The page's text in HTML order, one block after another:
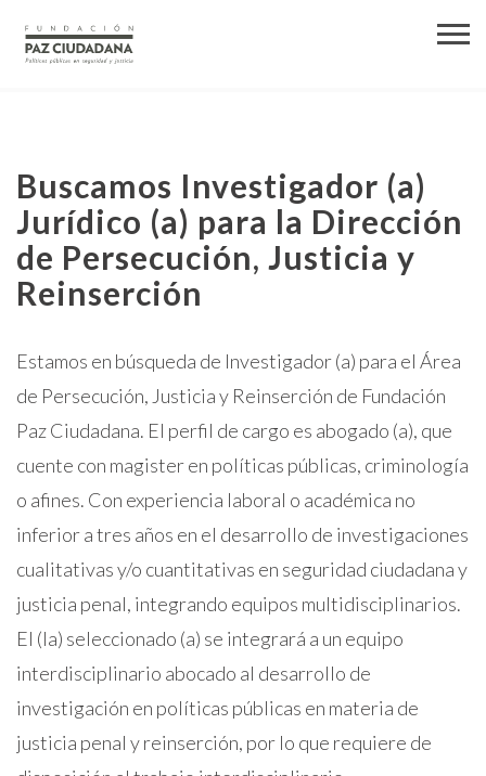
Buscamos Investigador (a)
Jurídico (a) para la Dirección
de Persecución, Justicia y
Reinserción
Estamos en búsqueda de Investigador (a) para el Área
de Persecución, Justicia y Reinserción de Fundación
Paz Ciudadana. El perfil de cargo es abogado (a), que
cuente con magister en políticas públicas, criminología
o afines. Con experiencia laboral o académica no
inferior a tres años en el desarrollo de investigaciones
cualitativas y/o cuantitativas en seguridad ciudadana y
justicia penal, integrando equipos multidisciplinarios.
El (la) seleccionado (a) se integrará a un equipo
interdisciplinario abocado al desarrollo de
investigación en políticas públicas en materia de
justicia penal y reinserción, por lo que requiere de